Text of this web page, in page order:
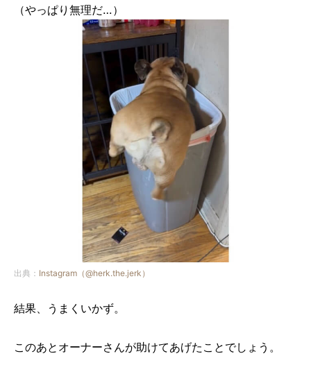
（やっぱり無理だ…）
出典： Instagram（@herk.the.jerk）
結果、うまくいかず。
このあとオーナーさんが助けてあげたことでしょう。